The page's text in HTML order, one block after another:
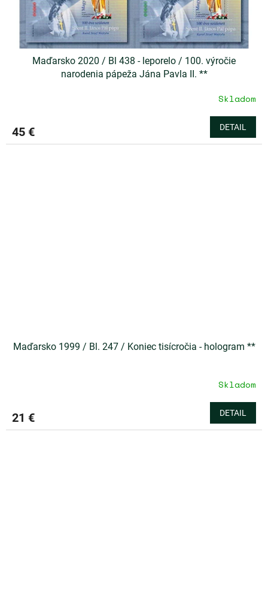
Maďarsko 2020 / Bl 438 - leporelo / 100. výročie
narodenia pápeža Jána Pavla II. **
Skladom
45 € DETAIL
Maďarsko 1999 / Bl. 247 / Koniec tisícročia - hologram **
Skladom
21 € DETAIL